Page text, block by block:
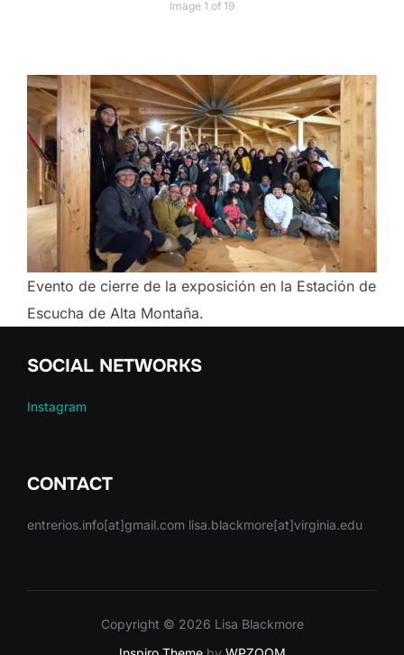
Image 1 of 19
Evento de cierre de la exposición en la Estación de
Escucha de Alta Montaña.
SOCIAL NETWORKS
Instagram
CONTACT
entrerios.info[at]gmail.com lisa.blackmore[at]virginia.edu
Copyright © 2026 Lisa Blackmore